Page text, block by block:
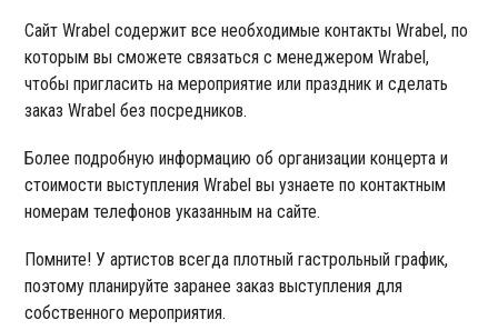
Сайт Wrabel содержит все необходимые контакты Wrabel, по
которым вы сможете связаться с менеджером Wrabel,
чтобы пригласить на мероприятие или праздник и сделать
заказ Wrabel без посредников.
Более подробную информацию об организации концерта и
стоимости выступления Wrabel вы узнаете по контактным
номерам телефонов указанным на сайте.
Помните! У артистов всегда плотный гастрольный график,
поэтому планируйте заранее заказ выступления для
собственного мероприятия.